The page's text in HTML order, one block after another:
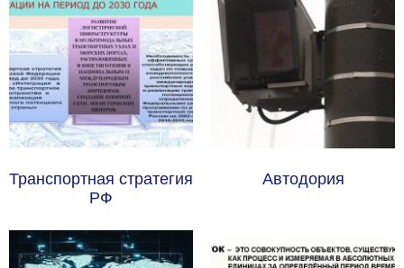
Транспортная стратегия
РФ
Автодория